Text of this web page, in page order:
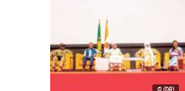
© (DR)